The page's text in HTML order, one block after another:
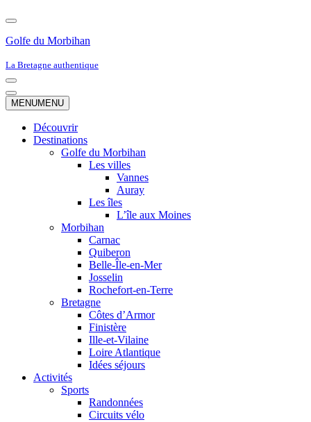
Golfe du Morbihan
La Bretagne authentique
Menu
de
navigation
Menu
de
MENUMENU
Découvrir
Destinations
Golfe du Morbihan
Les villes
Vannes
Auray
Les îles
L’île aux Moines
Morbihan
Carnac
Quiberon
Belle-Île-en-Mer
Josselin
Rochefort-en-Terre
Bretagne
Côtes d’Armor
Finistère
Ille-et-Vilaine
Loire Atlantique
Idées séjours
Activités
Sports
Randonnées
Circuits vélo